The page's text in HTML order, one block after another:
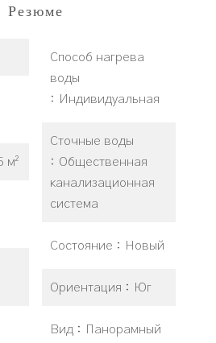
Резюме
м²
Способ нагрева
воды
Индивидуальная
Сточные воды
Общественная
канализационная
система
Состояние Новый
Ориентация Юг
Вид
Панорамный